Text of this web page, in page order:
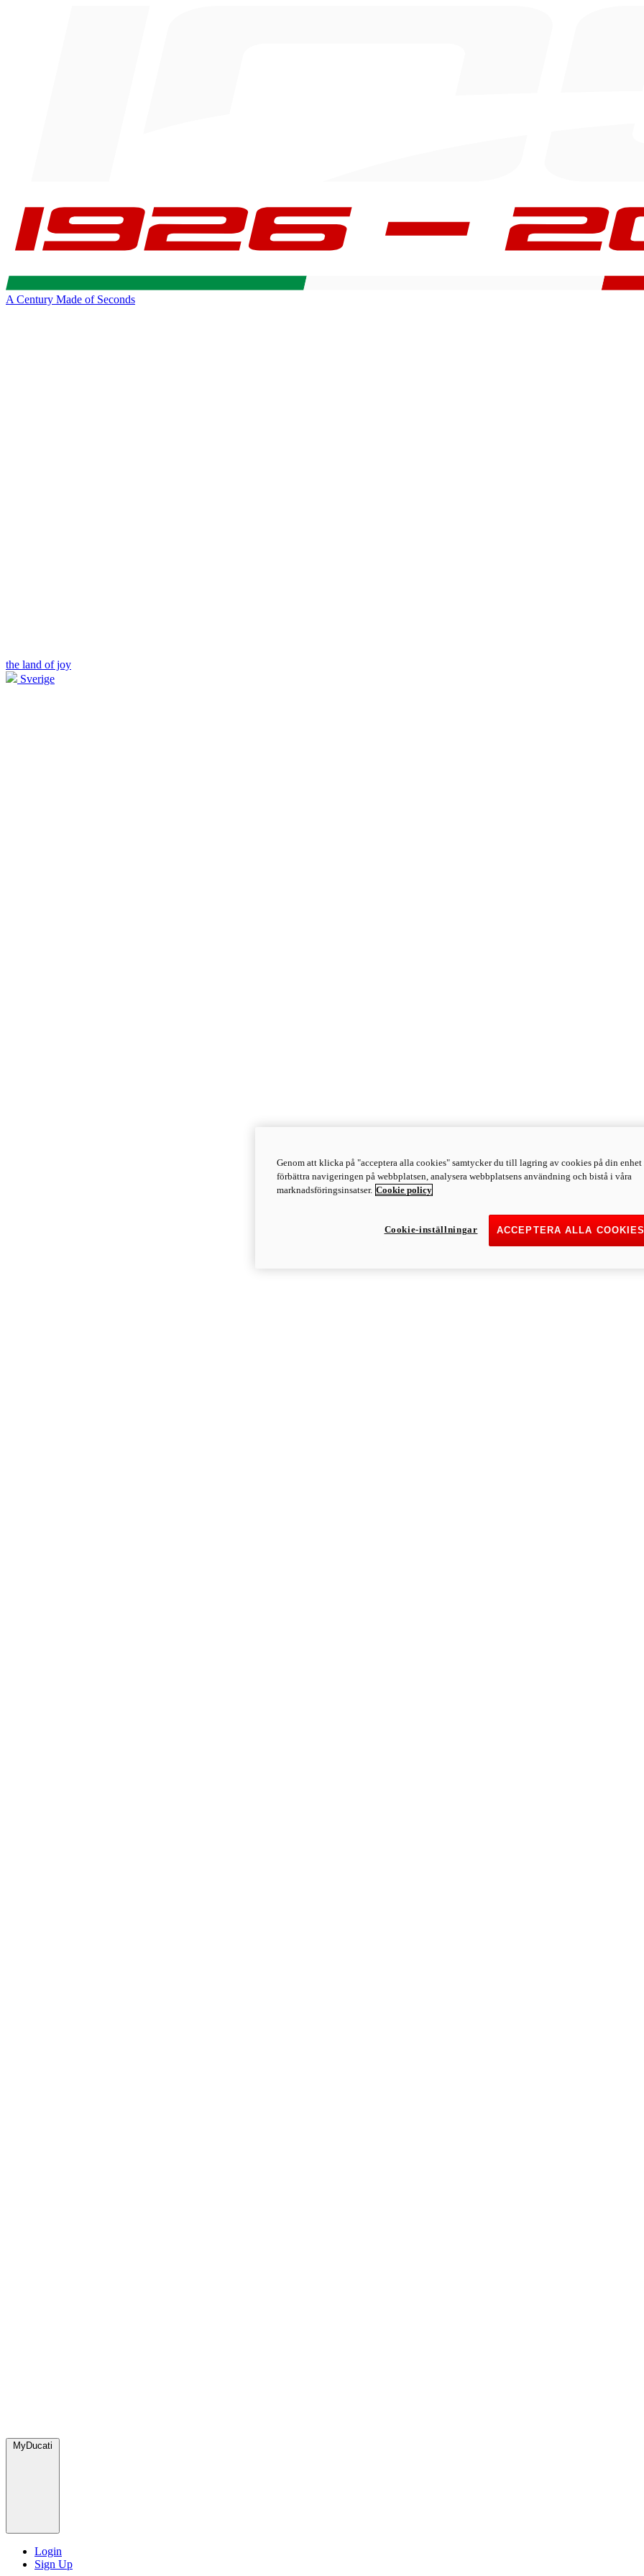
A Century Made of Seconds
the land of joy
Sverige
MyDucati
Login
Sign Up
Genom att klicka på "acceptera alla cookies" samtycker du till lagring av cookies på din enhet
förbättra navigeringen på webbplatsen, analysera webbplatsens användning och bistå i våra
marknadsföringsinsatser. Cookie policy
ACCEPTERA ALLA COOKIES
Cookie-inställningar